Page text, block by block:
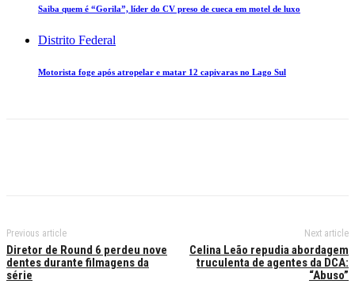
Saiba quem é “Gorila”, líder do CV preso de cueca em motel de luxo
Distrito Federal
Motorista foge após atropelar e matar 12 capivaras no Lago Sul
Previous article
Diretor de Round 6 perdeu nove
dentes durante filmagens da
série
Next article
Celina Leão repudia abordagem
truculenta de agentes da DCA:
“Abuso”